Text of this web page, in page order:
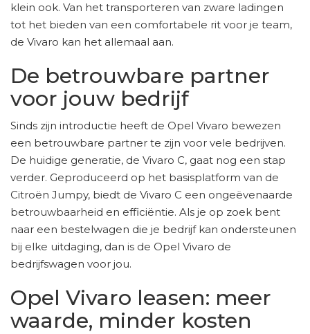
klein ook. Van het transporteren van zware ladingen
tot het bieden van een comfortabele rit voor je team,
de Vivaro kan het allemaal aan.
De betrouwbare partner
voor jouw bedrijf
Sinds zijn introductie heeft de Opel Vivaro bewezen
een betrouwbare partner te zijn voor vele bedrijven.
De huidige generatie, de Vivaro C, gaat nog een stap
verder. Geproduceerd op het basisplatform van de
Citroën Jumpy, biedt de Vivaro C een ongeëvenaarde
betrouwbaarheid en efficiëntie. Als je op zoek bent
naar een bestelwagen die je bedrijf kan ondersteunen
bij elke uitdaging, dan is de Opel Vivaro de
bedrijfswagen voor jou.
Opel Vivaro leasen: meer
waarde, minder kosten